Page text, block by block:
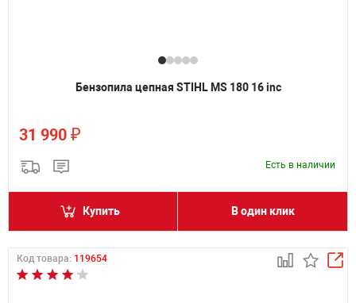
Бензопила цепная STIHL MS 180 16 inc
31 990 ₽
Есть в наличии
Купить В один клик
Код товара: 119654